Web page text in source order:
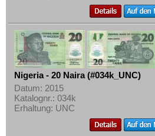
Nigeria - 20 Naira (#034k_UNC)
Datum: 2015
Katalognr.: 034k
Erhaltung: UNC